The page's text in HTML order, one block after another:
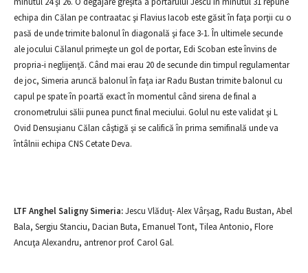
echipa din Călan pe contraatac şi Flavius Iacob este găsit în faţa porţii cu o
pasă de unde trimite balonul în diagonală şi face 3-1. În ultimele secunde
ale jocului Călanul primeşte un gol de portar, Edi Scoban este învins de
propria-i neglijenţă. Când mai erau 20 de secunde din timpul regulamentar
de joc, Simeria aruncă balonul în faţa iar Radu Bustan trimite balonul cu
capul pe spate în poartă exact în momentul când sirena de final a
cronometrului sălii punea punct final meciului. Golul nu este validat şi L
Ovid Densuşianu Călan câştigă şi se califică în prima semifinală unde va
întâlnii echipa CNS Cetate Deva.
LTF Anghel Saligny Simeria:Jescu Vlăduţ- Alex Vârşag, Radu Bustan, Abel
Bala, Sergiu Stanciu, Dacian Buta, Emanuel Tont, Tilea Antonio, Flore
Ancuţa Alexandru, antrenor prof. Carol Gal.